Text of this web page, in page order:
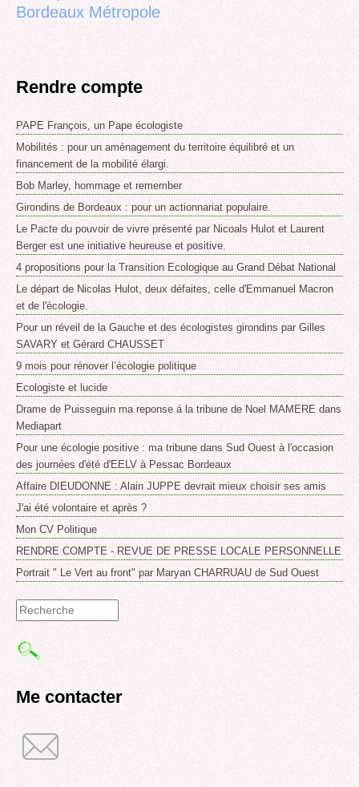
Bordeaux Métropole
Rendre compte
PAPE François, un Pape écologiste
Mobilités : pour un aménagement du territoire équilibré et un
financement de la mobilité élargi.
Bob Marley, hommage et remember
Girondins de Bordeaux : pour un actionnariat populaire.
Le Pacte du pouvoir de vivre présenté par Nicoals Hulot et Laurent
Berger est une initiative heureuse et positive.
4 propositions pour la Transition Ecologique au Grand Débat National
Le départ de Nicolas Hulot, deux défaites, celle d'Emmanuel Macron
et de l'écologie.
Pour un réveil de la Gauche et des écologistes girondins par Gilles
SAVARY et Gérard CHAUSSET
9 mois pour rénover l’écologie politique
Ecologiste et lucide
Drame de Puisseguin ma reponse á la tribune de Noel MAMERE dans
Mediapart
Pour une écologie positive : ma tribune dans Sud Ouest à l'occasion
des journées d'été d'EELV à Pessac Bordeaux
Affaire DIEUDONNE : Alain JUPPE devrait mieux choisir ses amis
J'ai été volontaire et après ?
Mon CV Politique
RENDRE COMPTE - REVUE DE PRESSE LOCALE PERSONNELLE
Portrait " Le Vert au front" par Maryan CHARRUAU de Sud Ouest
Formulaire
de
recherche
Me contacter